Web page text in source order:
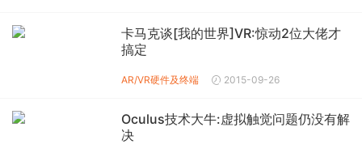
卡马克谈[我的世界]VR:惊动2位大佬才
搞定
AR/VR硬件及终端 2015-09-26
Oculus技术大牛:虚拟触觉问题仍没有解
决